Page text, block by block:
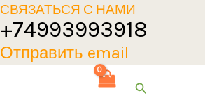
СВЯЗАТЬСЯ С НАМИ
+74993993918
Отправить email
Поиск